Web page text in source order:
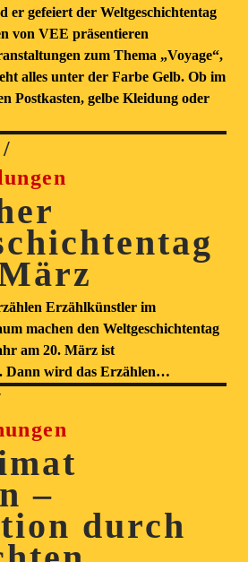
er gefeiert der Weltgeschichtentag
von VEE präsentieren
zum Thema „Voyage“,
alles unter der Farbe Gelb. Ob im
Postkasten, gelbe Kleidung oder
Erzählkünstler im
machen den Weltgeschichtentag
am 20. März ist
Dann wird das Erzählen…
–
durch